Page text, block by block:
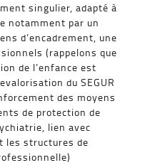
singulier, adapté à
notamment par un
d’encadrement, une
(rappelons que
de l’enfance est
du SEGUR
des moyens
de protection de
lien avec
les structures de